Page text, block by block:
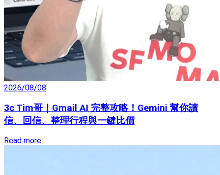
2026/08/08
3c Tim哥｜Gmail AI 完整攻略！Gemini 幫你讀
信、回信、整理行程與一鍵比價
Read more